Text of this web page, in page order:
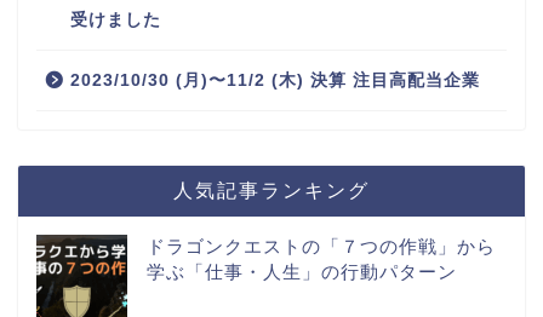
受けました
2023/10/30 (月)〜11/2 (木) 決算 注目高配当企業
人気記事ランキング
ドラゴンクエストの「７つの作戦」から
学ぶ「仕事・人生」の行動パターン